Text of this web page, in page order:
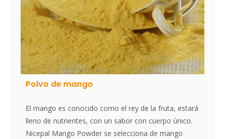
Polvo de mango
El mango es conocido como el rey de la fruta, estará
lleno de nutrientes, con un sabor con cuerpo único.
Nicepal Mango Powder se selecciona de mango